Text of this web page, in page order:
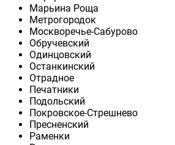
Марьина Роща
Метрогородок
Москворечье-Сабурово
Обручевский
Одинцовский
Останкинский
Отрадное
Печатники
Подольский
Покровское-Стрешнево
Пресненский
Раменки